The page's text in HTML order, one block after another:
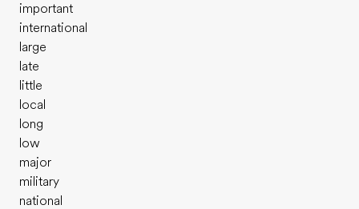
important
international
large
late
little
local
long
low
major
military
national